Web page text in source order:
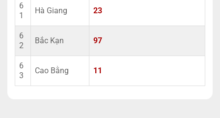
6
1
Hà Giang 23
6
2
Bắc Kạn 97
6
3
Cao Bằng 11